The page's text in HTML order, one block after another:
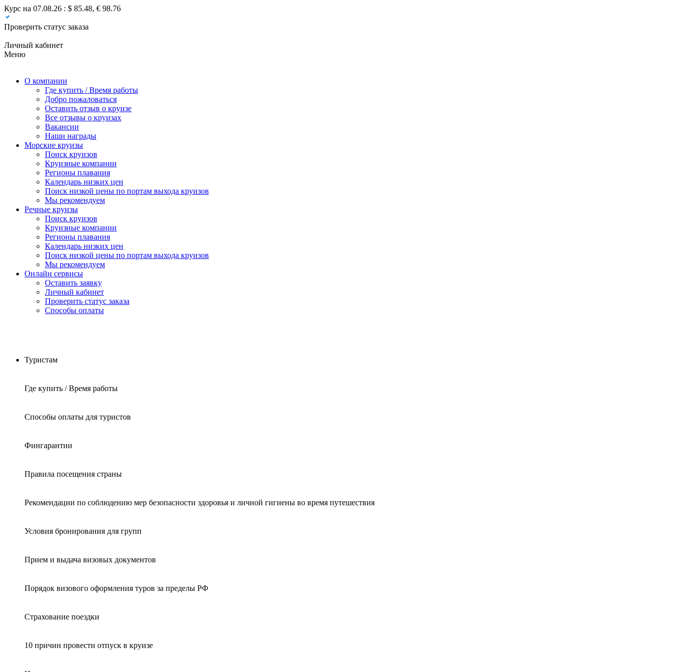
Курс на 07.08.26 : $ 85.48, € 98.76
Проверить статус заказа
Личный кабинет
Меню
О компании
Где купить / Время работы
Добро пожаловаться
Оставить отзыв о круизе
Все отзывы о круизах
Вакансии
Наши награды
Морские круизы
Поиск круизов
Круизные компании
Регионы плавания
Календарь низких цен
Поиск низкой цены по портам выхода круизов
Мы рекомендуем
Речные круизы
Поиск круизов
Круизные компании
Регионы плавания
Календарь низких цен
Поиск низкой цены по портам выхода круизов
Мы рекомендуем
Онлайн сервисы
Оставить заявку
Личный кабинет
Проверить статус заказа
Способы оплаты
Туристам
Где купить / Время работы
Способы оплаты для туристов
Фингарантии
Правила посещения страны
Рекомендации по соблюдению мер безопасности здоровья и личной гигиены во время путешествия
Условия бронирования для групп
Прием и выдача визовых документов
Порядок визового оформления туров за пределы РФ
Страхование поездки
10 причин провести отпуск в круизе